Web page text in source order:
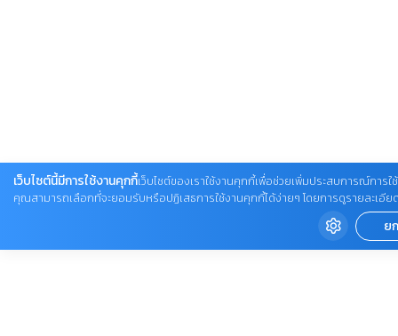
เว็บไซต์นี้มีการใช้งานคุกกี้เว็บไซต์ของเราใช้งานคุกกี้เพื่อช่วยเพิ่มประสบการณ์การใ
คุณสามารถเลือกที่จะยอมรับหรือปฏิเสธการใช้งานคุกกี้ได้ง่ายๆ โดยการดูรายละเอีย
ย